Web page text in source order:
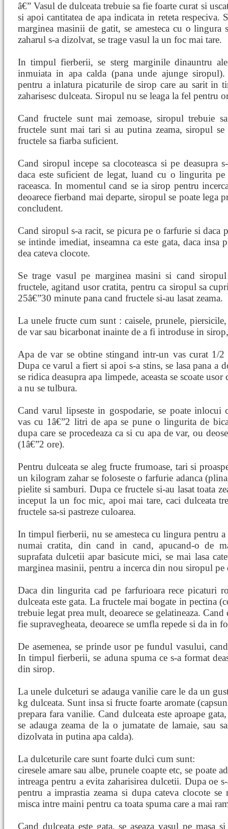
â€” Vasul de dulceata trebuie sa fie foarte curat si
si apoi cantitatea de apa indicata in reteta respeciva.
marginea masinii de gatit, se amesteca cu o lingura
zaharul s-a dizolvat, se trage vasul la un foc mai tare.
In timpul fierberii, se sterg marginile dinauntru
inmuiata in apa calda (pana unde ajunge siropul).
pentru a inlatura picaturile de sirop care au sarit in
zaharisesc dulceata. Siropul nu se leaga la fel pentru
Cand fructele sunt mai zemoase, siropul trebuie
fructele sunt mai tari si au putina zeama, siropul
fructele sa fiarba suficient.
Cand siropul incepe sa clocoteasca si pe deasupra
daca este suficient de legat, luand cu o lingurita
raceasca. In momentul cand se ia sirop pentru
deoarece fierband mai departe, siropul se poate lega
concludent.
Cand siropul s-a racit, se picura pe o farfurie si daca
se intinde imediat, inseamna ca este gata, daca insa
dea cateva clocote.
Se trage vasul pe marginea masini si cand
fructele, agitand usor cratita, pentru ca siropul sa
25â€”30 minute pana cand fructele si-au lasat zeama.
La unele fructe cum sunt : caisele, prunele,
de var sau bicarbonat inainte de a fi introduse in
Apa de var se obtine stingand intr-un vas curat 1/
Dupa ce varul a fiert si apoi s-a stins, se lasa pana a
se ridica deasupra apa limpede, aceasta se scoate
a nu se tulbura.
Cand varul lipseste in gospodarie, se poate inlocui
vas cu 1â€”2 litri de apa se pune o lingurita de
dupa care se procedeaza ca si cu apa de var, ou
(1â€”2 ore).
Pentru dulceata se aleg fructe frumoase, tari si
un kilogram zahar se foloseste o farfurie adanca
pielite si samburi. Dupa ce fructele si-au lasat toata
inceput la un foc mic, apoi mai tare, caci dulceata
fructele sa-si pastreze culoarea.
In timpul fierberii, nu se amesteca cu lingura pentru
numai cratita, din cand in cand, apucand-o de
suprafata dulcetii apar basicute mici, se mai lasa
marginea masinii, pentru a incerca din nou siropul pe
Daca din lingurita cad pe farfurioara rece picaturi
dulceata este gata. La fructele mai bogate in pectina
trebuie legat prea mult, deoarece se gelatineaza. Cand
fie supravegheata, deoarece se umfla repede si da in
De asemenea, se prinde usor pe fundul vasului,
In timpul fierberii, se aduna spuma ce s-a format
din sirop.
La unele dulceturi se adauga vanilie care le da un
kg dulceata. Sunt insa si fructe foarte aromate
prepara fara vanilie. Cand dulceata este aproape
se adauga zeama de la o jumatate de lamaie, sau
dizolvata in putina apa calda).
La dulceturile care sunt foarte dulci cum sunt:
ciresele amare sau albe, prunele coapte etc, se poate
intreaga pentru a evita zaharisirea dulcetii. Dupa oe
pentru a imprastia zeama si dupa cateva clocote
misca intre maini pentru ca toata spuma care a mai
Cand dulceata este gata, se aseaza vasul pe masa